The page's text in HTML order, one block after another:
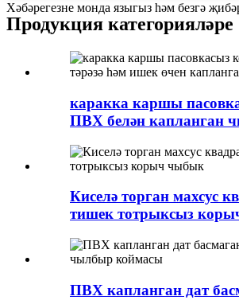
Хәбәрегезне монда языгыз һәм безгә
Продукция категорияләре
каракка каршы
ПВХ белән капланган
Киселә торган махсус
тишек тотрыксыз
ПВХ капланган дат